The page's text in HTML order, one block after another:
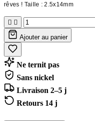
rêves ! Taille : 2.5x14mm
 
Ajouter au panier
Ne ternit pas
Sans nickel
Livraison 2–5 j
Retours 14 j